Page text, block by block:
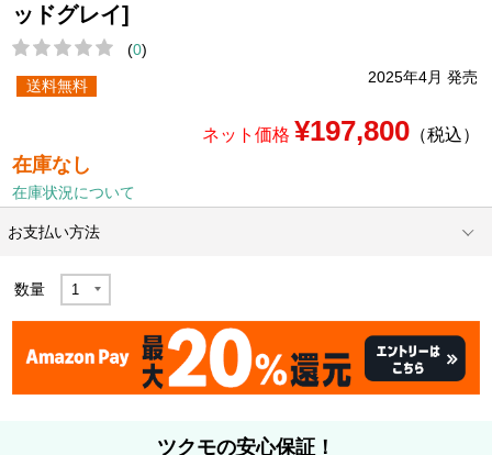
ッドグレイ]
(0)
2025年4月 発売
送料無料
ネット価格 ¥197,800（税込）
在庫なし
在庫状況について
お支払い方法
数量
ツクモの安心保証！